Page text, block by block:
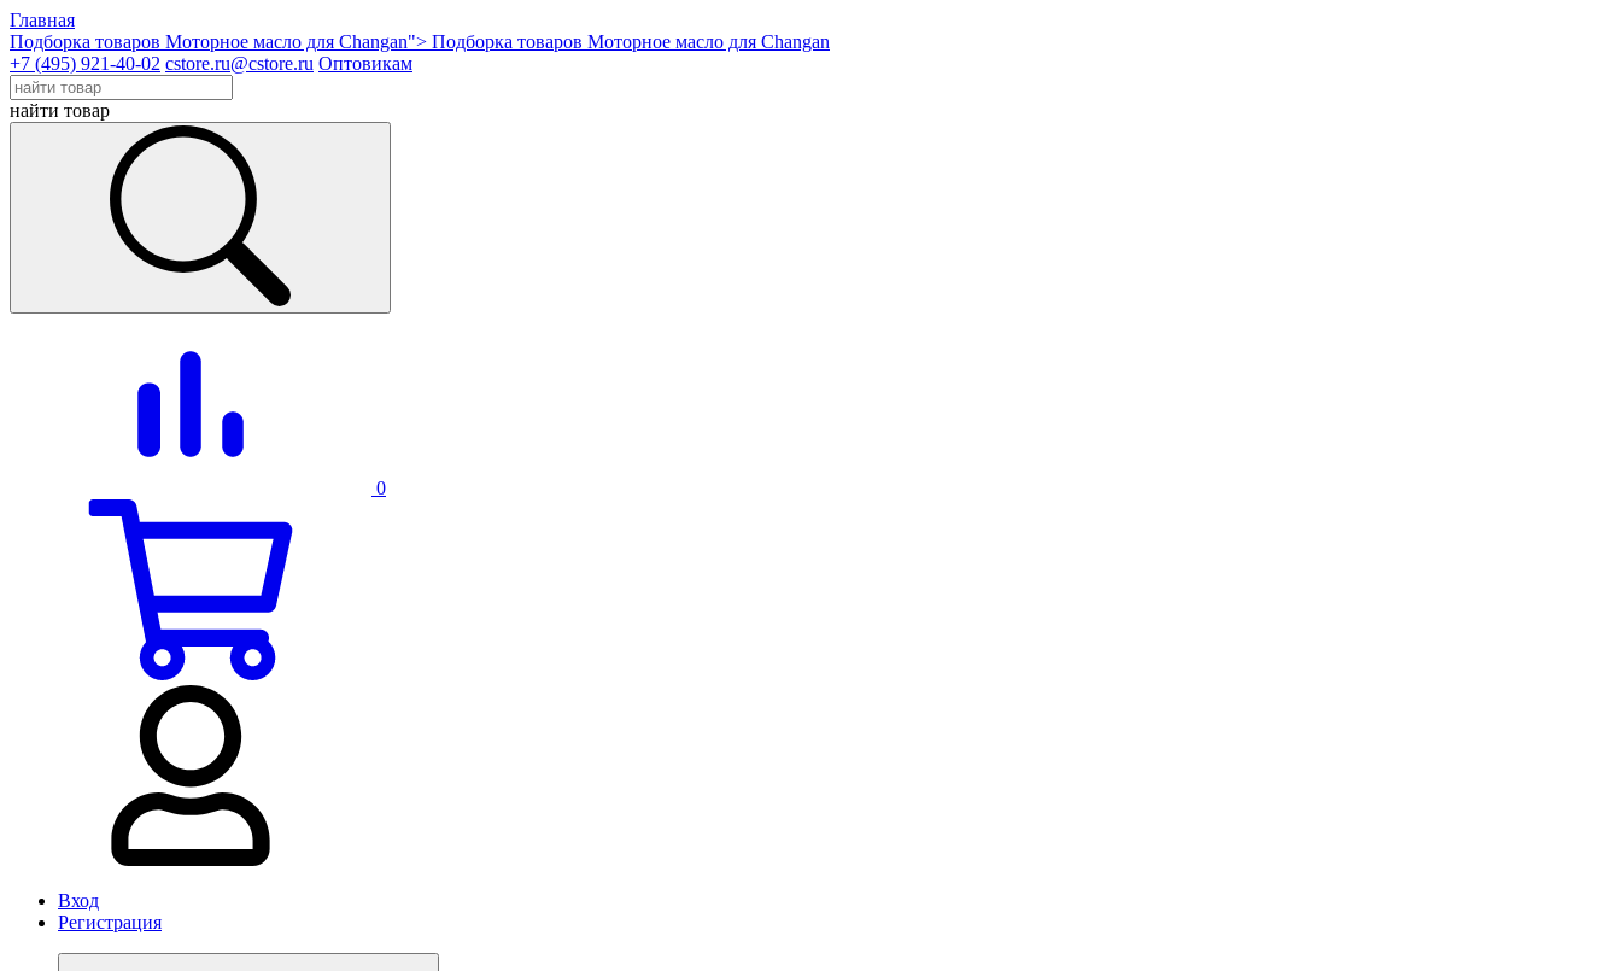
Главная
Подборка товаров Моторное масло для Changan"> Подборка товаров Моторное масло для Changan
+7 (495) 921-40-02 cstore.ru@cstore.ru Оптовикам
найти товар
0
Вход
Регистрация